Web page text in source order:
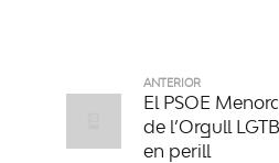
ANTERIOR
El PSOE
de l’Orgull
en perill